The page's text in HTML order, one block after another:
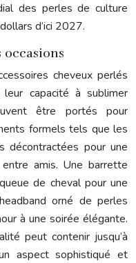
des perles de culture
d’ici 2027.
cheveux perlés
capacité à sublimer
être portés pour
formels tels que les
décontractées pour une
amis. Une barrette
de cheval pour une
orné de perles
à une soirée élégante.
peut contenir jusqu’à
aspect sophistiqué et